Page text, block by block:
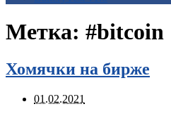
Метка: #bitcoin
Хомячки на бирже
01.02.2021